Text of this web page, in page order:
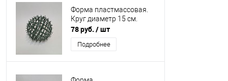
Форма пластмассовая.
Круг диаметр 15 см.
78 руб. / шт
Подробнее